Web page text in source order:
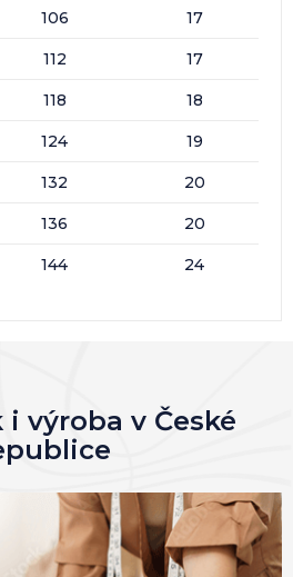
106 17
112 17
118 18
124 19
132 20
136 20
144 24
výroba v České